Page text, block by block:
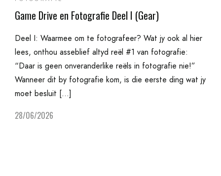
Game Drive en Fotografie Deel I (Gear)
Deel I: Waarmee om te fotografeer? Wat jy ook al hier
lees, onthou asseblief altyd reël #1 van fotografie:
“Daar is geen onveranderlike reëls in fotografie nie!”
Wanneer dit by fotografie kom, is die eerste ding wat jy
moet besluit […]
28/06/2026